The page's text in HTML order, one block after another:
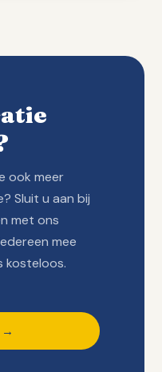
ook meer
Sluit u aan bij
met ons
mee
kosteloos.
→